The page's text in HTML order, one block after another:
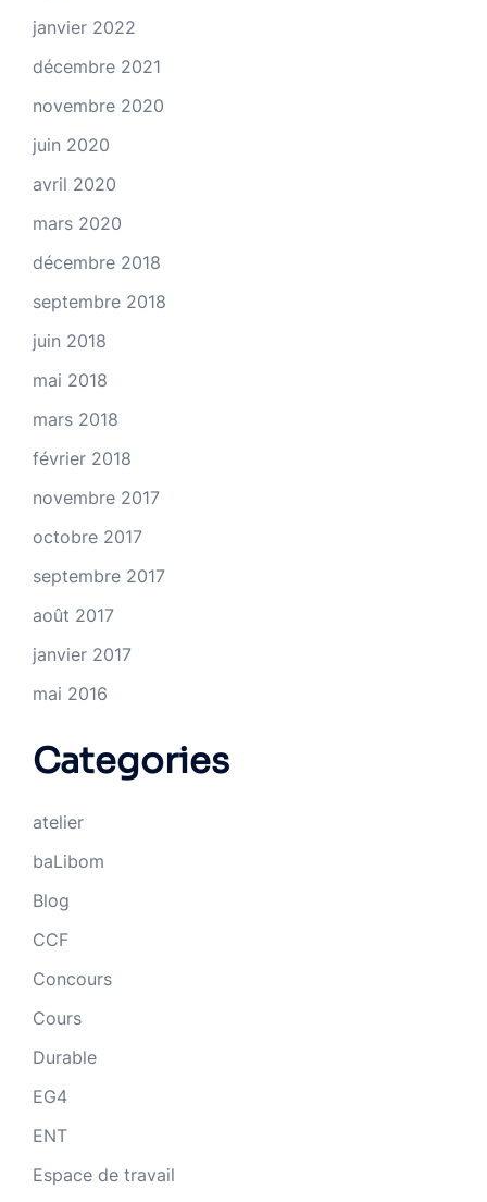
janvier 2022
décembre 2021
novembre 2020
juin 2020
avril 2020
mars 2020
décembre 2018
septembre 2018
juin 2018
mai 2018
mars 2018
février 2018
novembre 2017
octobre 2017
septembre 2017
août 2017
janvier 2017
mai 2016
Categories
atelier
baLibom
Blog
CCF
Concours
Cours
Durable
EG4
ENT
Espace de travail